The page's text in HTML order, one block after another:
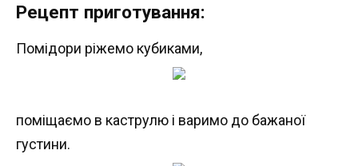
Рецепт приготування:
Помідори ріжемо кубиками,
поміщаємо в каструлю і варимо до бажаної
густини.